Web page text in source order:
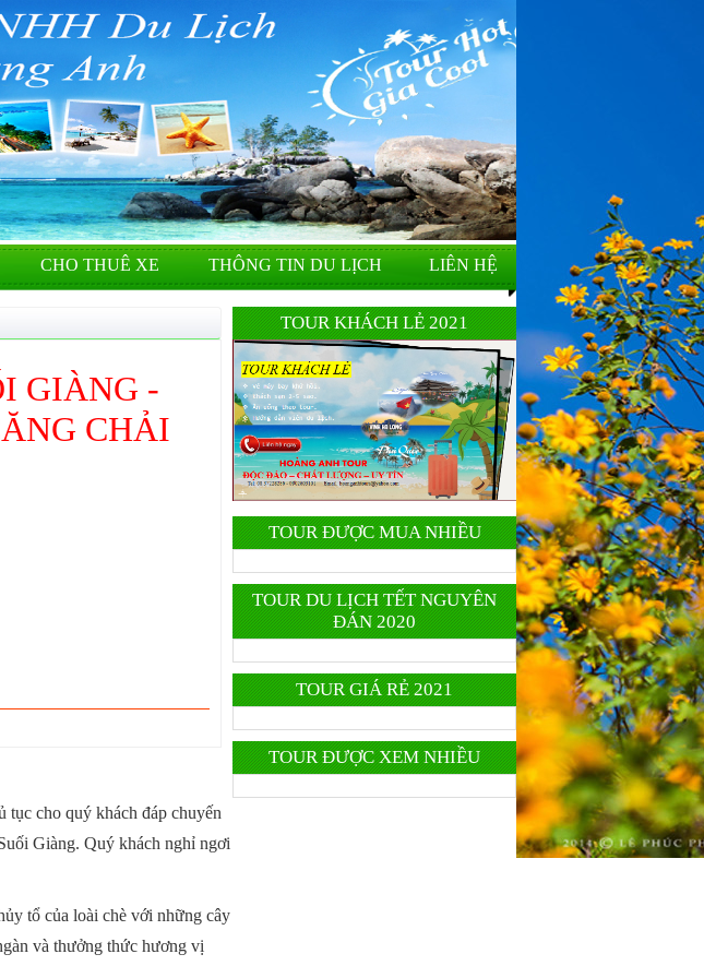
CHO THUÊ XE THÔNG TIN DU LỊCH LIÊN HỆ
TOUR KHÁCH LẺ 2021
TOUR ĐƯỢC MUA NHIỀU
TOUR DU LỊCH TẾT NGUYÊN
ĐÁN 2020
TOUR GIÁ RẺ 2021
TOUR ĐƯỢC XEM NHIỀU
GIÀNG -
CHẢI
tục cho quý khách đáp chuyến
Giàng. Quý khách nghỉ ngơi
tổ của loài chè với những cây
và thưởng thức hương vị